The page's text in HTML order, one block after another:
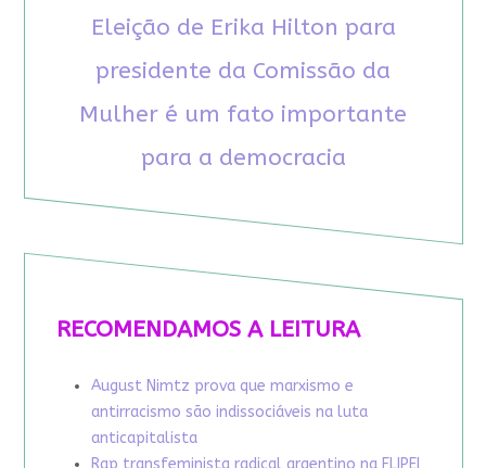
Eleição de Erika Hilton para
presidente da Comissão da
Mulher é um fato importante
para a democracia
RECOMENDAMOS A LEITURA
August Nimtz prova que marxismo e
antirracismo são indissociáveis na luta
anticapitalista
Rap transfeminista radical argentino na FLIPEI